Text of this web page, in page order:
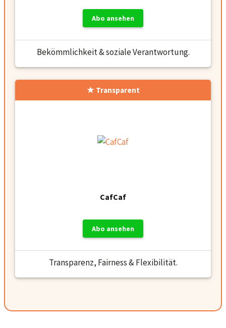
Abo ansehen
Bekömmlichkeit & soziale Verantwortung.
Transparent
CafCaf
Abo ansehen
Transparenz, Fairness & Flexibilität.